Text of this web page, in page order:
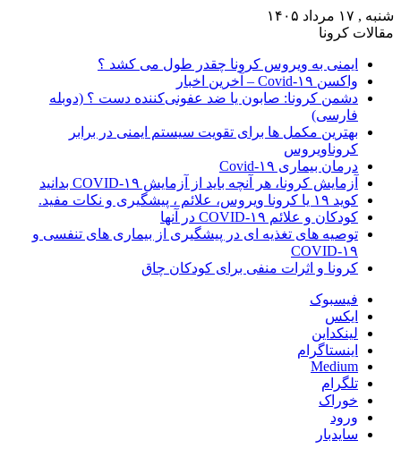
شنبه , ۱۷ مرداد ۱۴۰۵
مقالات کرونا
ایمنی به ویروس کرونا چقدر طول می کشد ؟
واکسن Covid-۱۹ – آخرین اخبار
دشمن کرونا: صابون یا ضد عفونی‌کننده دست ؟ (دوبله
فارسی)
بهترین مکمل ها برای تقویت سیستم ایمنی در برابر
کروناویروس
درمان بیماری Covid-۱۹
آزمایش کرونا، هر آنچه باید از آزمایش COVID-۱۹ بدانید
کوید ۱۹ یا کرونا ویروس، علائم ، پیشگیری و نکات مفید.
کودکان و علائم COVID-۱۹ در آنها
توصیه های تغذیه ای در پیشگیری از بیماری های تنفسی و
COVID-۱۹
کرونا و اثرات منفی برای کودکان چاق
فیسبوک
ایکس
لینکداین
اینستاگرام
Medium
تلگرام
خوراک
ورود
سایدبار